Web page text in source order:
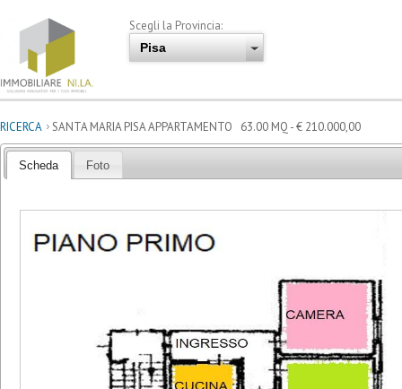
Scegli la Provincia:
RICERCA SANTA MARIA PISA APPARTAMENTO 63.00 MQ - € 210.000,00
Scheda Foto